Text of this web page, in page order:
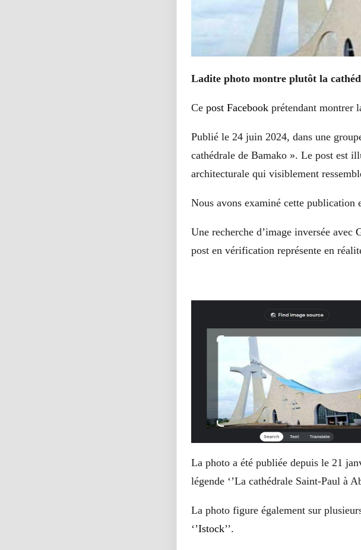
Ladite photo montre plutôt la
Ce post Facebook prétendant montrer
Publié le 24 juin 2024, dans une
cathédrale de Bamako ». Le post est
architecturale qui visiblement
Nous avons examiné cette publication
Une recherche d’image inversée avec
post en vérification représente en
La photo a été publiée depuis le 21
légende ‘’La cathédrale Saint-Paul à
La photo figure également sur
‘’Istock’’.